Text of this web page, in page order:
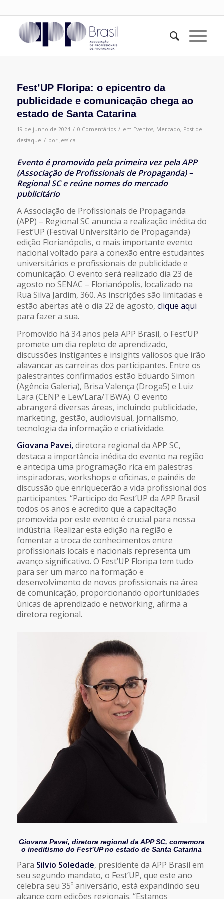
Fest’UP Floripa: o epicentro da
publicidade e comunicação chega ao
estado de Santa Catarina
19 de junho de 2024 / 0 Comentários / em Eventos, Mercado, Post de
destaque / por Jessica
Evento é promovido pela primeira vez pela APP
(Associação de Profissionais de Propaganda) –
Regional SC e reúne nomes do mercado
publicitário
A Associação de Profissionais de Propaganda
(APP) – Regional SC anuncia a realização inédita do
Fest’UP (Festival Universitário de Propaganda)
edição Florianópolis, o mais importante evento
nacional voltado para a conexão entre estudantes
universitários e profissionais de publicidade e
comunicação. O evento será realizado dia 23 de
agosto no SENAC – Florianópolis, localizado na
Rua Silva Jardim, 360. As inscrições são limitadas e
estão abertas até o dia 22 de agosto, clique aqui
para fazer a sua.
Promovido há 34 anos pela APP Brasil, o Fest’UP
promete um dia repleto de aprendizado,
discussões instigantes e insights valiosos que irão
alavancar as carreiras dos participantes. Entre os
palestrantes confirmados estão Eduardo Simon
(Agência Galeria), Brisa Valença (Droga5) e Luiz
Lara (CENP e Lew’Lara/TBWA). O evento
abrangerá diversas áreas, incluindo publicidade,
marketing, gestão, audiovisual, jornalismo,
tecnologia da informação e criatividade.
Giovana Pavei,diretora regional da APP SC,
destaca a importância inédita do evento na região
e antecipa uma programação rica em palestras
inspiradoras, workshops e oficinas, e painéis de
discussão que enriquecerão a vida profissional dos
participantes. “Participo do Fest’UP da APP Brasil
todos os anos e acredito que a capacitação
promovida por este evento é crucial para nossa
indústria. Realizar esta edição na região e
fomentar a troca de conhecimentos entre
profissionais locais e nacionais representa um
avanço significativo. O Fest’UP Floripa tem tudo
para ser um marco na formação e
desenvolvimento de novos profissionais na área
de comunicação, proporcionando oportunidades
únicas de aprendizado e networking, afirma a
diretora regional.
Giovana Pavei, diretora regional da APP SC, comemora
o ineditismo do Fest’UP no estado de Santa Catarina
Para Silvio Soledade, presidente da APP Brasil em
seu segundo mandato, o Fest’UP, que este ano
celebra seu 35º aniversário, está expandindo seu
alcance com edições regionais. “Estamos